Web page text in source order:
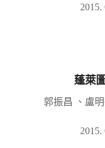
蓬萊
郭振昌 、盧